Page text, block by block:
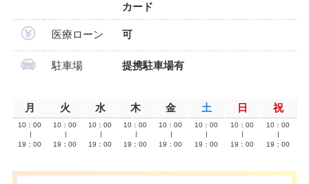
カード
医療ローン 可
駐車場 提携駐車場有
月 火 水 木 金 土 日 祝
10：00
19：00
10：00
19：00
10：00
19：00
10：00
19：00
10：00
19：00
10：00
19：00
10：00
19：00
10：00
19：00